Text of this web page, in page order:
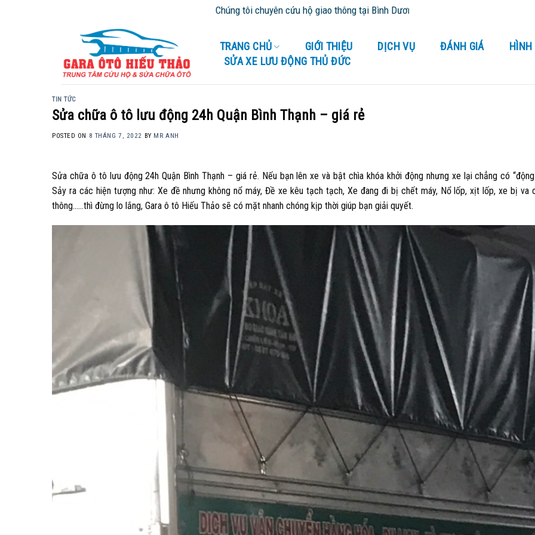
Chúng tôi chuyên cứu hộ giao thông tại Bình Dương và tỉnh thành lân cận - Cứu Hộ 24/24
TRANG CHỦ GIỚI THIỆU DỊCH VỤ ĐÁNH GIÁ HÌNH
SỬA XE LƯU ĐỘNG THỦ ĐỨC
TIN TỨC
Sửa chữa ô tô lưu động 24h Quận Bình Thạnh – giá rẻ
POSTED ON 8 THÁNG 7, 2022 BY MR ANH
Sửa chữa ô tô lưu động 24h Quận Bình Thạnh – giá rẻ. Nếu bạn lên xe và bật chìa khóa khởi động nhưng xe lại chẳng có “động
Sảy ra các hiện tượng như: Xe đề nhưng không nổ máy, Đề xe kêu tạch tạch, Xe đang đi bị chết máy, Nổ lốp, xịt lốp, xe bị va
thông……thì đừng lo lắng, Gara ô tô Hiếu Thảo sẽ có mặt nhanh chóng kịp thời giúp bạn giải quyết.